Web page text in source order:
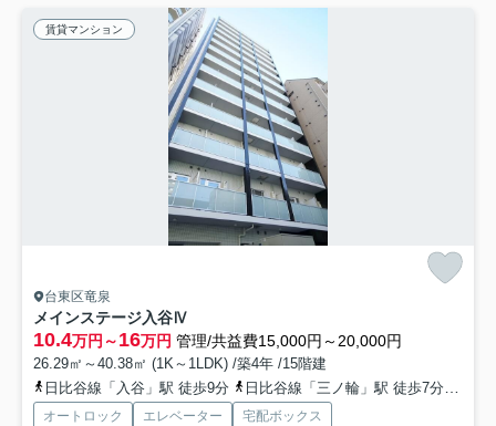
賃貸マンション
台東区竜泉
メインステージ入谷Ⅳ
10.4万円～16万円 管理/共益費15,000円～20,000円
26.29㎡～40.38㎡ (1K～1LDK) /築4年 /15階建
日比谷線「入谷」駅 徒歩9分
日比谷線「三ノ輪」駅 徒歩7分
オートロック エレベーター
宅配ボックス